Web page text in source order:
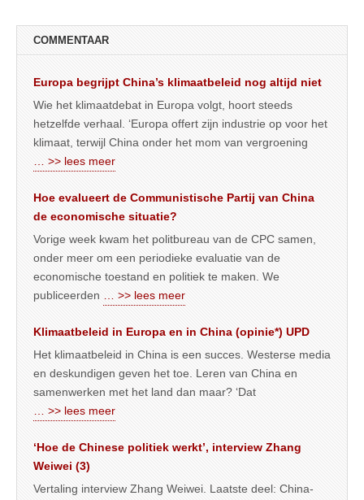
COMMENTAAR
Europa begrijpt China’s klimaatbeleid nog altijd niet
Wie het klimaatdebat in Europa volgt, hoort steeds
hetzelfde verhaal. ‘Europa offert zijn industrie op voor het
klimaat, terwijl China onder het mom van vergroening
… >> lees meer
Hoe evalueert de Communistische Partij van China
de economische situatie?
Vorige week kwam het politbureau van de CPC samen,
onder meer om een periodieke evaluatie van de
economische toestand en politiek te maken. We
publiceerden … >> lees meer
Klimaatbeleid in Europa en in China (opinie*) UPD
Het klimaatbeleid in China is een succes. Westerse media
en deskundigen geven het toe. Leren van China en
samenwerken met het land dan maar? ‘Dat
… >> lees meer
‘Hoe de Chinese politiek werkt’, interview Zhang
Weiwei (3)
Vertaling interview Zhang Weiwei. Laatste deel: China-